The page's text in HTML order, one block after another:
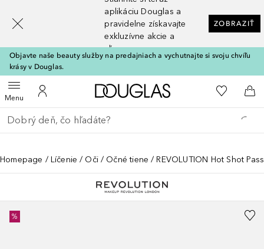
aplikáciu Douglas a
pravidelne získavajte
exkluzívne akcie a
zľavy
ZOBRAZIŤ
Objavte naše beauty služby na predajniach a vychutnajte si svoju chvíľu
krásy v Douglas.
MenuOtvoriť menuDo môjho účtu
Domov Do môjho
Do
Choď späť
Vykonajte vyhľadávanie
Homepage Líčenie Oči Očné tiene REVOLUTION Hot Shot
%
[navigation.slideout.screenreader]